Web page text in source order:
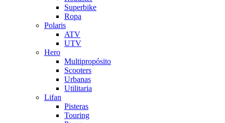
Superbike
Ropa
Polaris
ATV
UTV
Hero
Multipropósito
Scooters
Urbanas
Utilitaria
Lifan
Pisteras
Touring